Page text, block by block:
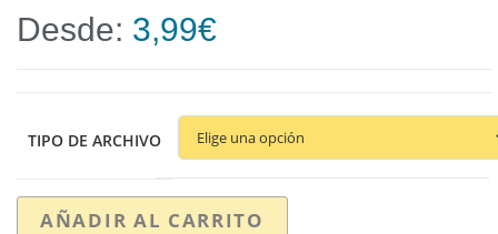
Desde: 3,99€
TIPO DE ARCHIVO
AÑADIR AL CARRITO